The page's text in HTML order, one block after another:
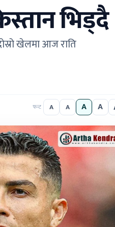
भिड्दै
खेलमा आज राति
फन्ट A A A A